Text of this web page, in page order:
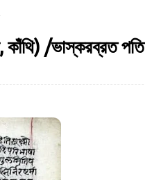
কাঁথি) /ভাস্করব্রত পতি